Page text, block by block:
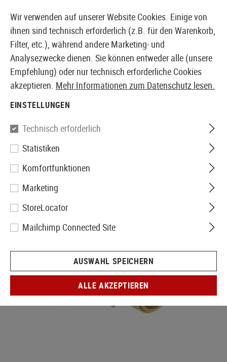
EUROPÄISCHER AIRSOFT SHOP & GROßHÄNDLER
Element
M3X Tactical Illuminator Short
Wir verwenden auf unserer Website Cookies. Einige von
ihnen sind technisch erforderlich (z.B. für den Warenkorb,
Filter, etc.), während andere Marketing- und
Analysezwecke dienen. Sie können entweder alle (unsere
Empfehlung) oder nur technisch erforderliche Cookies
akzeptieren. Mehr Informationen zum Datenschutz lesen.
EINSTELLUNGEN
Technisch erforderlich
Statistiken
Komfortfunktionen
Marketing
StoreLocator
Mailchimp Connected Site
AUSWAHL SPEICHERN
ALLE AKZEPTIEREN